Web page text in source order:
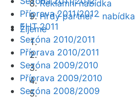
Reklamní nabídka
Hrdý partner - nabídka
Žijeme
Příprava 2011/2012
EHT 2011
Sezóna 2010/2011
Příprava 2010/2011
Sezóna 2009/2010
Příprava 2009/2010
Sezóna 2008/2009